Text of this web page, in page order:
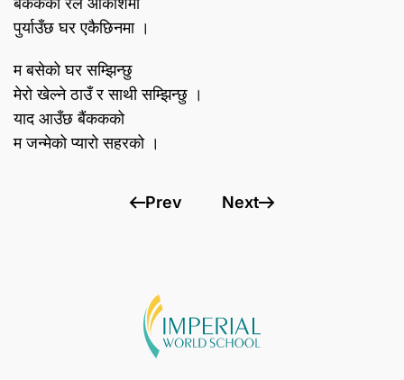
पुर्याउँछ घर एकैछिनमा ।
म बसेको घर सम्झिन्छु
मेरो खेल्ने ठाउँ र साथी सम्झिन्छु ।
याद आउँछ बैंककको
म जन्मेको प्यारो सहरको ।
Prev Next